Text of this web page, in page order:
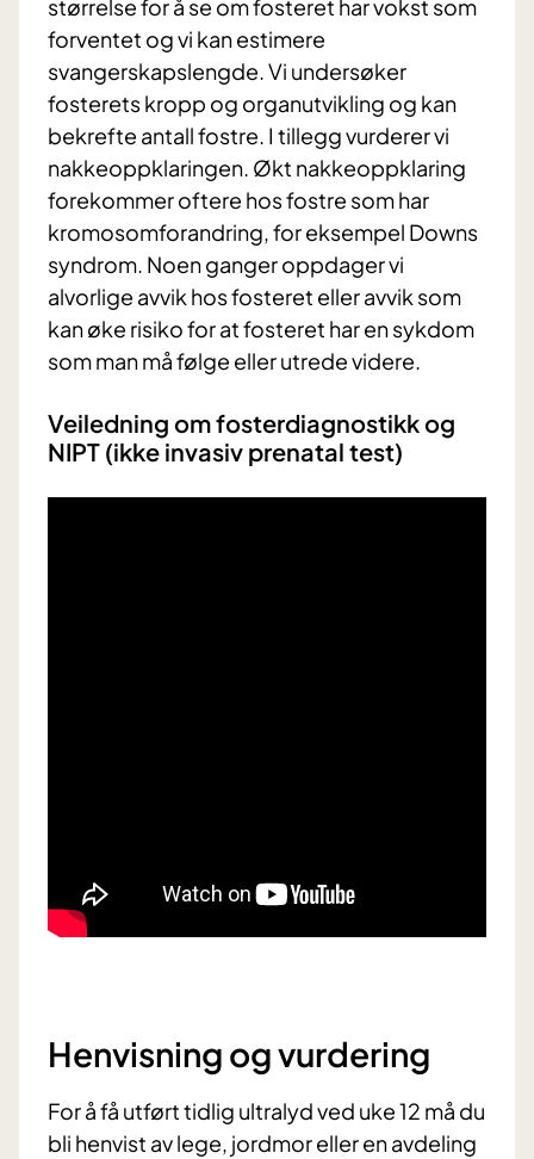
størrelse for å se om fosteret har vokst som
forventet og vi kan estimere
svangerskapslengde. Vi undersøker
fosterets kropp og organutvikling og kan
bekrefte antall fostre. I tillegg vurderer vi
nakkeoppklaringen. Økt nakkeoppklaring
forekommer oftere hos fostre som har
kromosomforandring, for eksempel Downs
syndrom. Noen ganger oppdager vi
alvorlige avvik hos fosteret eller avvik som
kan øke risiko for at fosteret har en sykdom
som man må følge eller utrede videre.
Veiledning om fosterdiagnostikk og
NIPT (ikke invasiv prenatal test)
Henvisning og vurdering
For å få utført tidlig ultralyd ved uke 12 må du
bli henvist av lege, jordmor eller en avdeling